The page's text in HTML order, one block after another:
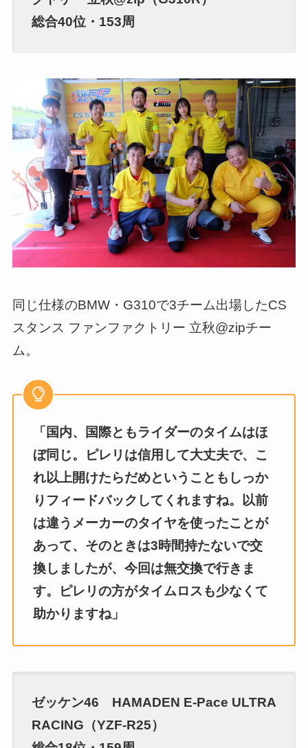
総合40位・153周
同じ仕様のBMW・G310で3チーム出場したCS
スタンス ファンファクトリー 立秋@zipチー
ム。
「国内、国際ともライダーのタイムはほ
ぼ同じ。ピレリは信用して大丈夫で、こ
れ以上開けたらだめということもしっか
りフィードバックしてくれますね。以前
は違うメーカーのタイヤを使ったことが
あって、そのときは3時間持たないで交
換しましたが、今回は無交換で行きま
す。ピレリの方がタイムロスも少なくて
助かりますね」
ゼッケン46 HAMADEN E-Pace ULTRA
RACING（YZF-R25）